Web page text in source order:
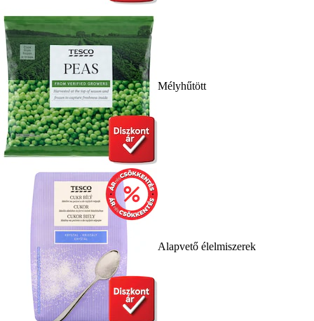
Mélyhűtött
Alapvető élelmiszerek